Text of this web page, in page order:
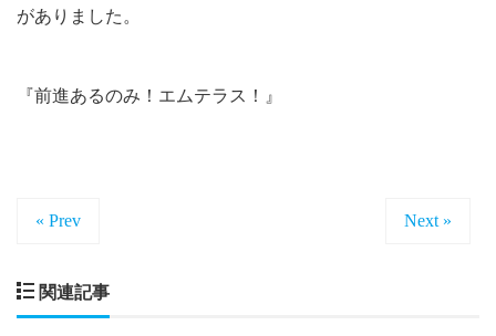
がありました。
『前進あるのみ！エムテラス！』
« Prev Next »
関連記事